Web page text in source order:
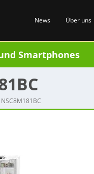
News Über uns
Smartphones